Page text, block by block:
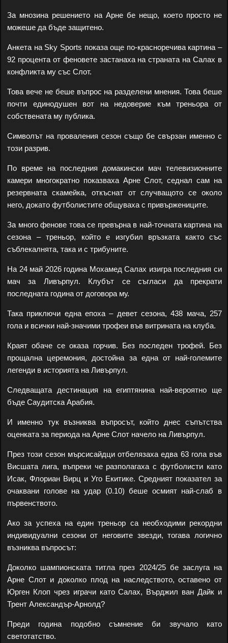
За мнозина решението на Арне бе нещо, което просто не
можеше да бъде защитено.
Анкета на Sky Sports показа още по-красноречива картина –
92 процента от феновете застанаха на страната на Салах в
конфликта му със Слот.
Това вече не беше въпрос на разделени мнения. Това беше
почти единодушен вот на недоверие към треньора от
собствената му публика.
Символът на проваления сезон също бе свързан именно с
този разрив.
По време на последния домакински мач телевизионните
камери многократно показваха Арне Слот, седнал сам на
резервната скамейка, откъснат от случващото се около
него, докато футболистите общуваха с привържениците.
За много фенове това се превърна в най-точната картина на
сезона – треньор, който е изгубил връзката както със
съблекалнята, така и с трибуните.
На 24 май 2026 година Мохамед Салах изигра последния си
мач за Ливърпул. Клубът се съгласи да прекрати
последната година от договора му.
Така приключи една епоха – девет сезона, 438 мача, 257
гола и всички най-значими трофеи във витрината на клуба.
Краят обаче се оказа горчив. Без последен трофей. Без
прощална церемония, достойна за една от най-големите
легенди в историята на Ливърпул.
Следващата дестинация на египтянина най-вероятно ще
бъде Саудитска Арабия.
И именно тук възниква въпросът, който днес съпътства
оценката за периода на Арне Слот начело на Ливърпул.
През този сезон мърсисайдци отбелязаха едва 63 гола във
Висшата лига, въпреки че разполагаха с футболисти като
Исак, Флориан Вирц и Уго Екитике. Средният показател за
очаквани голове на удар (0.10) беше осмият най-слаб в
първенството.
Ако за успеха на един треньор са необходими рекордни
индивидуални сезони от неговите звезди, тогава логично
възниква въпросът:
Доколко шампионската титла през 2024/25 бе заслуга на
Арне Слот и доколко плод на наследството, оставено от
Юрген Клоп чрез играчи като Салах, Върджил ван Дайк и
Трент Александър-Арнолд?
Преди година подобно съмнение би звучало като
светотатство.